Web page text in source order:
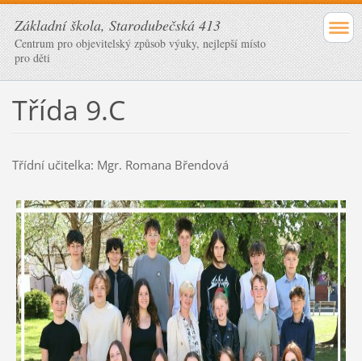
Základní škola, Starodubečská 413
Centrum pro objevitelský způsob výuky, nejlepší místo
pro děti
Třída 9.C
Třídní učitelka: Mgr. Romana Břendová